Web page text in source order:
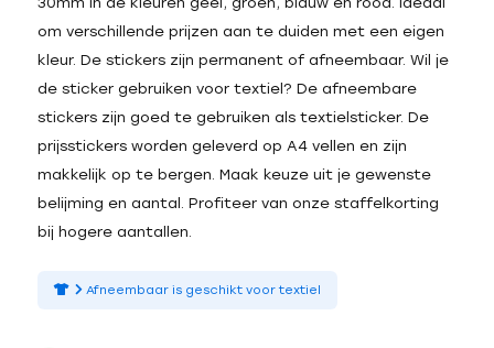
om verschillende prijzen aan te duiden met een eigen
kleur. De stickers zijn permanent of afneembaar. Wil je
de sticker gebruiken voor textiel? De afneembare
stickers zijn goed te gebruiken als textielsticker. De
prijsstickers worden geleverd op A4 vellen en zijn
makkelijk op te bergen. Maak keuze uit je gewenste
belijming en aantal. Profiteer van onze staffelkorting
bij hogere aantallen.
Afneembaar is geschikt voor textiel